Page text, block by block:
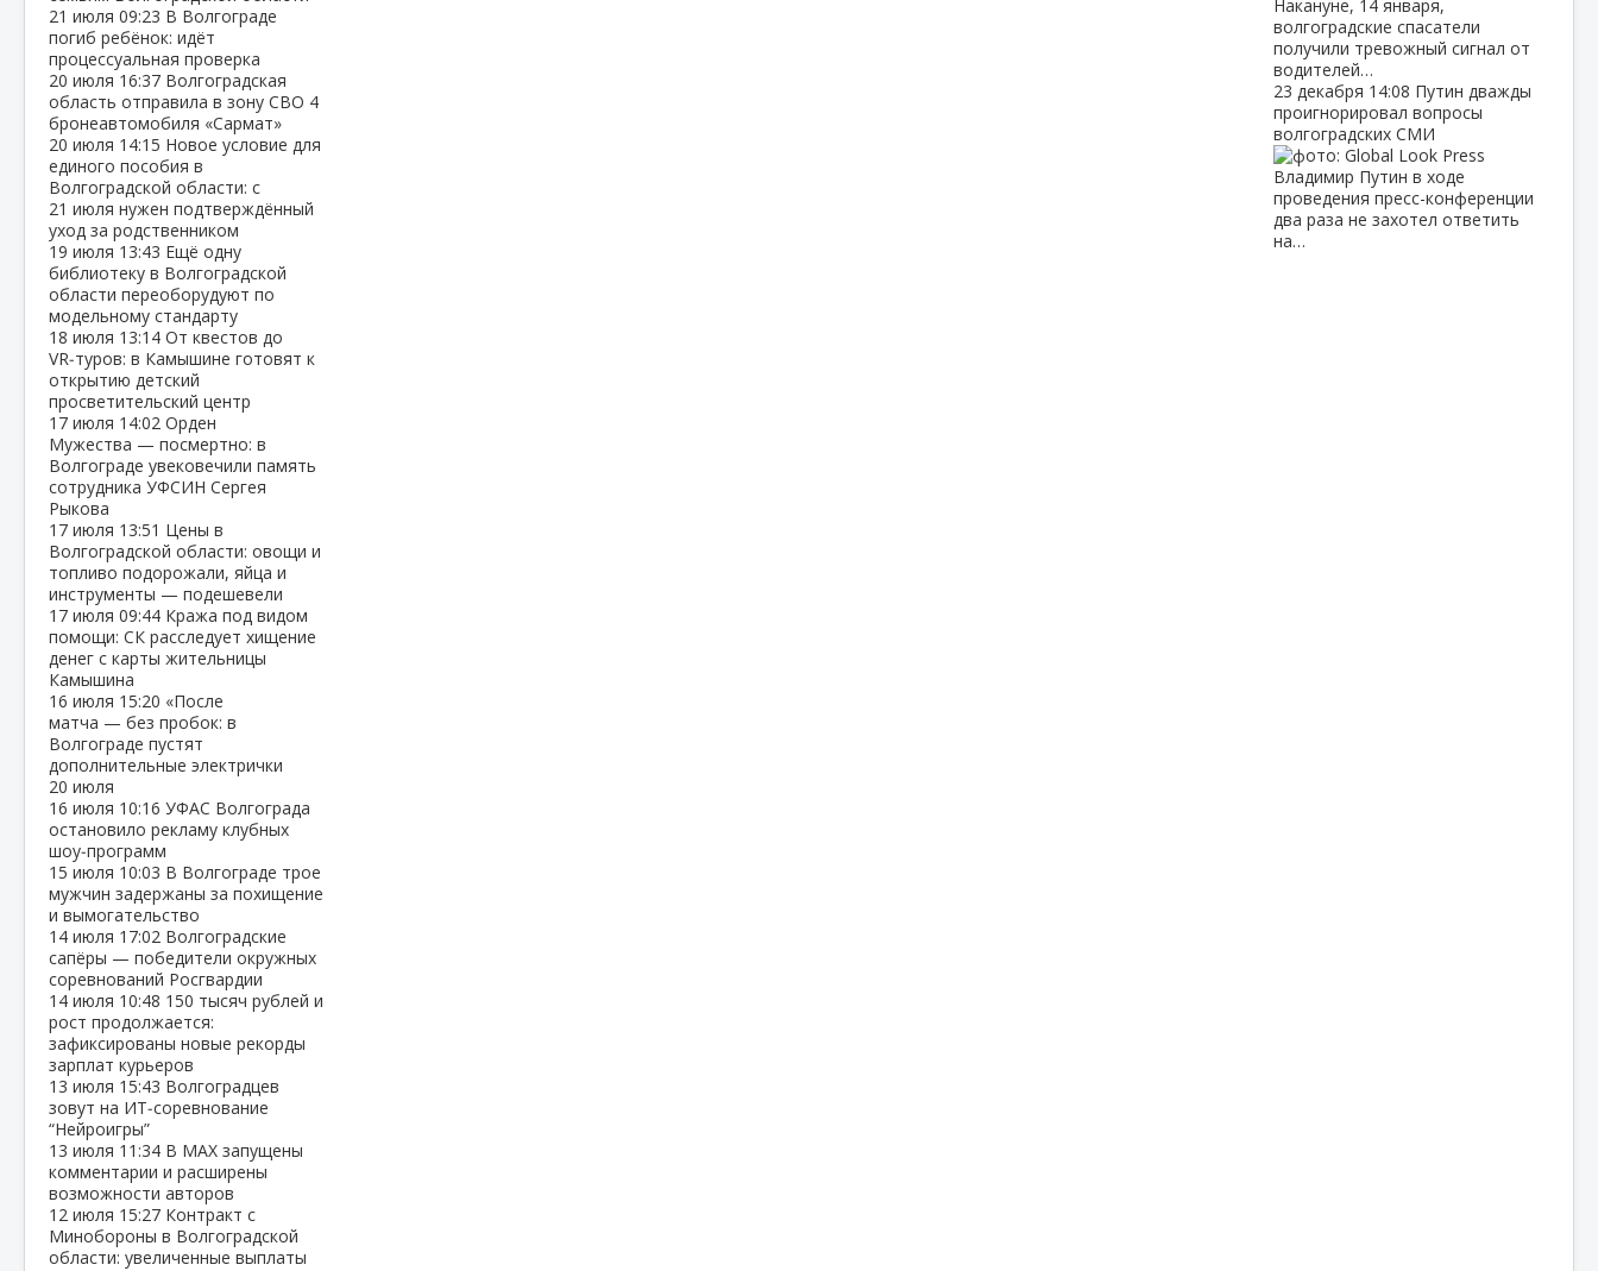
21 июля 09:23 В Волгограде
погиб ребёнок: идёт
процессуальная проверка
20 июля 16:37 Волгоградская
область отправила в зону СВО 4
бронеавтомобиля «Сармат»
20 июля 14:15 Новое условие для
единого пособия в
Волгоградской области: с
21 июля нужен подтверждённый
уход за родственником
19 июля 13:43 Ещё одну
библиотеку в Волгоградской
области переоборудуют по
модельному стандарту
18 июля 13:14 От квестов до
VR‑туров: в Камышине готовят к
открытию детский
просветительский центр
17 июля 14:02 Орден
Мужества — посмертно: в
Волгограде увековечили память
сотрудника УФСИН Сергея
Рыкова
17 июля 13:51 Цены в
Волгоградской области: овощи и
топливо подорожали, яйца и
инструменты — подешевели
17 июля 09:44 Кража под видом
помощи: СК расследует хищение
денег с карты жительницы
Камышина
16 июля 15:20 «После
матча — без пробок: в
Волгограде пустят
дополнительные электрички
20 июля
16 июля 10:16 УФАС Волгограда
остановило рекламу клубных
шоу‑программ
15 июля 10:03 В Волгограде трое
мужчин задержаны за похищение
и вымогательство
14 июля 17:02 Волгоградские
сапёры — победители окружных
соревнований Росгвардии
14 июля 10:48 150 тысяч рублей и
рост продолжается:
зафиксированы новые рекорды
зарплат курьеров
13 июля 15:43 Волгоградцев
зовут на ИТ‑соревнование
“Нейроигры”
13 июля 11:34 В МАХ запущены
комментарии и расширены
возможности авторов
12 июля 15:27 Контракт с
Минобороны в Волгоградской
области: увеличенные выплаты
Накануне, 14 января,
волгоградские спасатели
получили тревожный сигнал от
водителей…
23 декабря 14:08 Путин дважды
проигнорировал вопросы
волгоградских СМИ
Владимир Путин в ходе
проведения пресс-конференции
два раза не захотел ответить
на…